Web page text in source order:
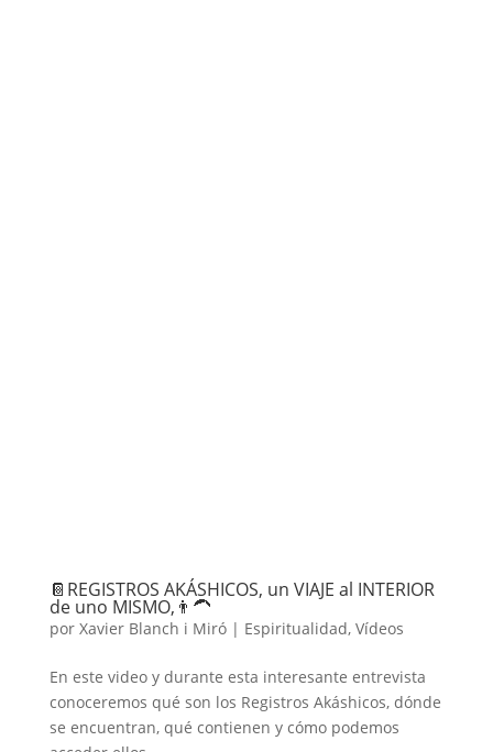
📔REGISTROS AKÁSHICOS, un VIAJE al INTERIOR
de uno MISMO,👨‍🦱
por Xavier Blanch i Miró| Espiritualidad, Vídeos
En este video y durante esta interesante entrevista
conoceremos qué son los Registros Akáshicos, dónde
se encuentran, qué contienen y cómo podemos